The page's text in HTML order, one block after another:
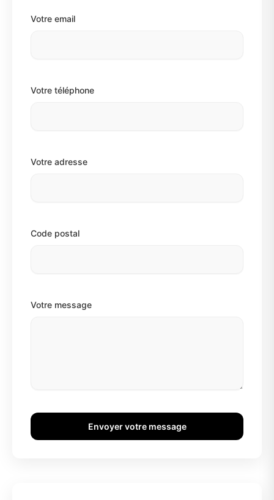
Votre email
Votre téléphone
Votre adresse
Code postal
Votre message
Envoyer votre message